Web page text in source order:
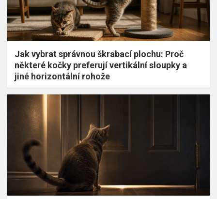
Jak vybrat správnou škrabací plochu: Proč
některé kočky preferují vertikální sloupky a
jiné horizontální rohože